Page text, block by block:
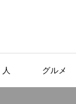
人 グルメ